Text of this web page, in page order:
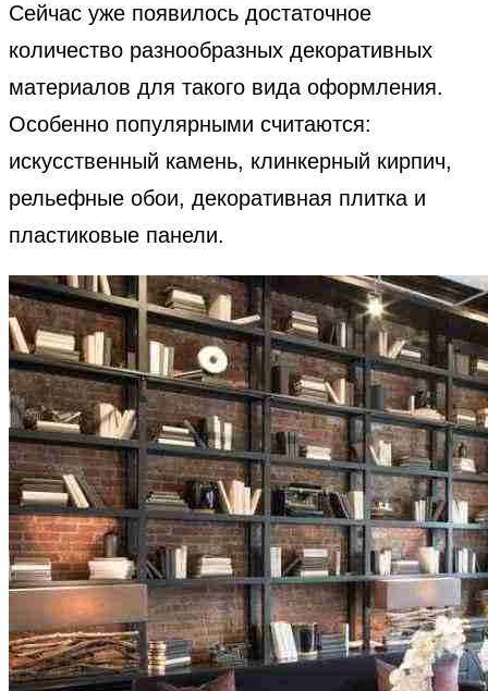
Сейчас уже появилось достаточное
количество разнообразных декоративных
материалов для такого вида оформления.
Особенно популярными считаются:
искусственный камень, клинкерный кирпич,
рельефные обои, декоративная плитка и
пластиковые панели.